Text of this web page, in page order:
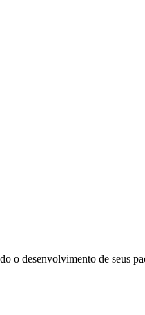
o desenvolvimento de seus